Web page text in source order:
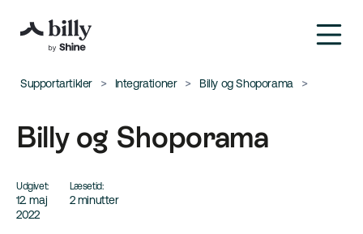
Supportartikler Integrationer Billy og Shoporama
Billy og Shoporama
Udgivet:
12. maj
2022
Læsetid:
2 minutter